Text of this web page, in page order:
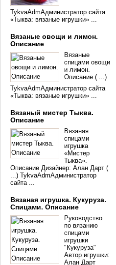
TykvaAdmАдминистратор сайта
«Тыква: вязаные игрушки» ...
Вязаные овощи и лимон.
Описание
Вязаные
спицами овощи
и лимон.
Описание ( ...)
TykvaAdmАдминистратор сайта
«Тыква: вязаные игрушки» ...
Вязаный мистер Тыква.
Описание
Вязаная
спицами
игрушка
«Мистер
Тыква».
Описание Дизайнер: Алан Дарт (
...) TykvaAdmАдминистратор
сайта ...
Вязаная игрушка. Кукуруза.
Спицами. Описание
Руководство
по вязанию
спицами
игрушки
"Кукуруза"
Автор игрушки:
Алан Дарт